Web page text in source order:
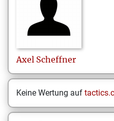
Axel Scheffner
Keine Wertung auf